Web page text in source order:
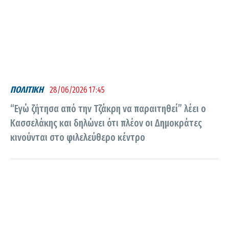
ΠΟΛΙΤΙΚΗ 28/06/2026 17:45
“Εγώ ζήτησα από την Τζάκρη να παραιτηθεί” λέει ο
Κασσελάκης και δηλώνει ότι πλέον οι Δημοκράτες
κινούνται στο φιλελεύθερο κέντρο